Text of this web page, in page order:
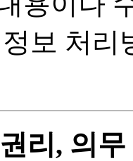
보 처
리, 의